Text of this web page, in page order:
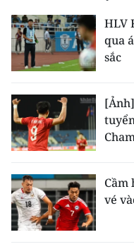
HLV
qua
sắc
Cầm
vé